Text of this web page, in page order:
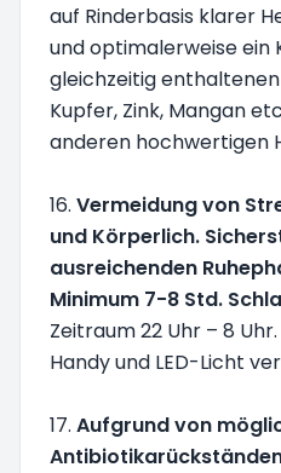
auf Rinderbasis klarer
und optimalerweise ein
gleichzeitig
Kupfer, Zink, Mangan
anderen hochwertigen
16. Vermeidung von
und Körperlich.
ausreichenden
Minimum 7-8 Std.
Zeitraum 22 Uhr – 8
Handy und LED-Licht
17. Aufgrund von